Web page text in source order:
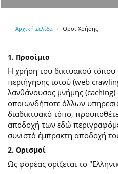
Αρχική Σελίδα Όροι Χρήσης
1. Προοίμιο
Η χρήση του δικτυακού
περιήγησης ιστού (web
λανθάνουσας μνήμης
οποιωνδήποτε άλλων
διαδικτυακό τόπο,
αποδοχή των εδώ
συνιστά έμπρακτη αποδοχή
2. Ορισμοί
Ως φορέας ορίζεται το